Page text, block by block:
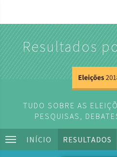
Resultados
TUDO SOBRE AS
PESQUISAS,
INÍCIO RESULTADOS